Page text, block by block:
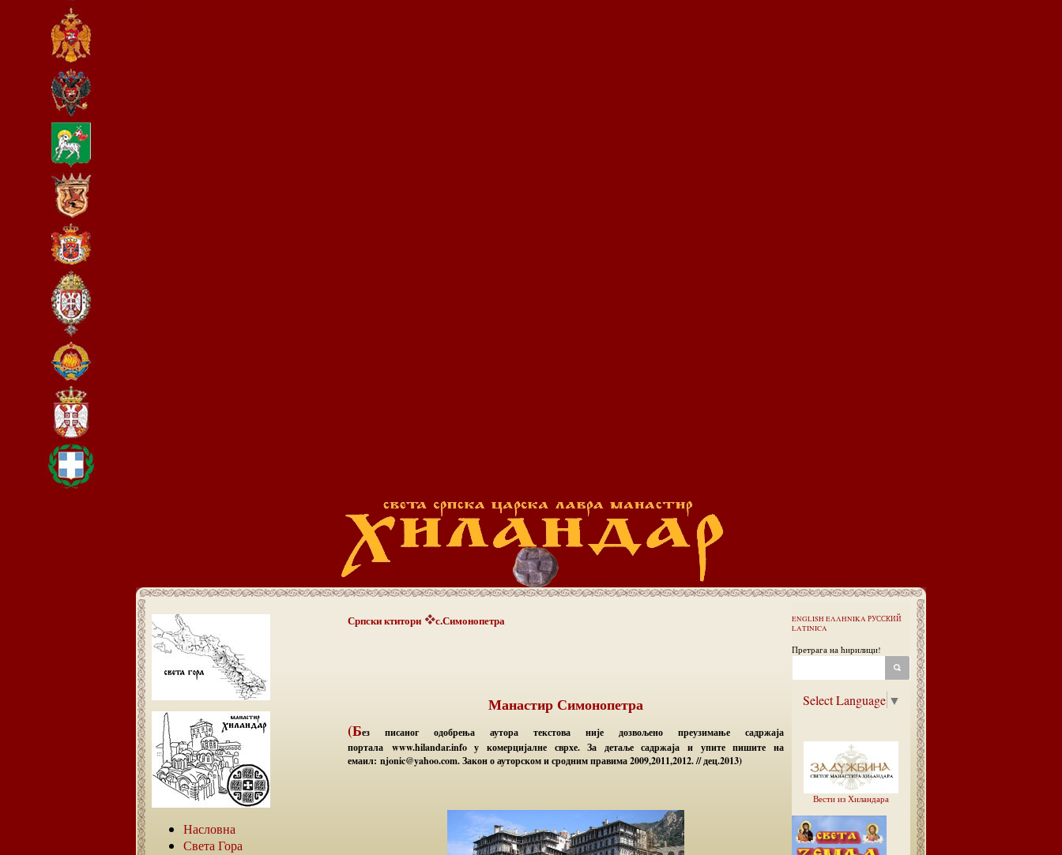
Насловна
Света Гора
Српски ктитори с.Симонопетра
Манастир Симонопетра
(Без писаног одобрења аутора текстова није дозвољено преузимање садржаја
портала www.hilandar.info у комерцијалне сврхе. За детаље садржаја и упите пишите на
емаил: njonic@yahoo.com. Закон о ауторском и сродним правима 2009,2011,2012. // дец.2013)
ENGLISH ΕΛΛΗΝΙΚΑ РУССКИЙ
LATINICA
Претрага на ћирилици!
Select Language ▼
Вести из Хиландара